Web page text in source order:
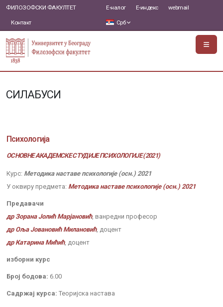
ФИЛОЗОФСКИ ФАКУЛТЕТ
Контакт
Е-налог Е-индекс webmail
Срб
СИЛАБУСИ
Психологија
ОСНОВНЕ АКАДЕМСКЕ СТУДИЈЕ ПСИХОЛОГИЈЕ (2021)
Курс: Методика наставе психологије (осн.) 2021
У оквиру предмета: Методика наставе психологије (осн.) 2021
Предавачи
др Зорана Јолић Марјановић, ванредни професор
др Оља Јовановић Милановић, доцент
др Катарина Мићић, доцент
изборни курс
Број бодова: 6.00
Садржај курса: Теоријска настава